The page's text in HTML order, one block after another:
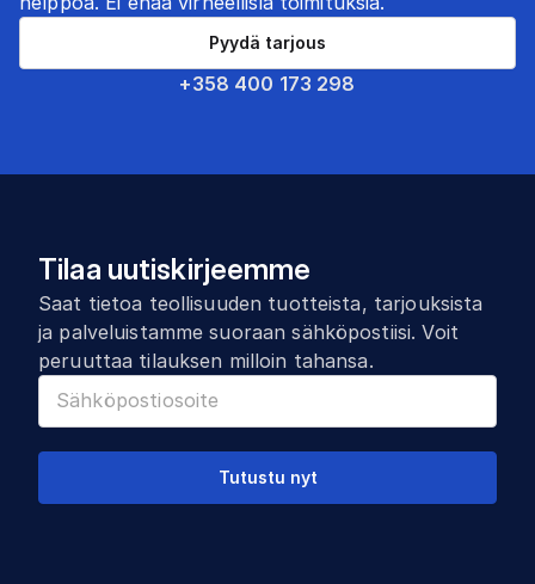
+358 400 173 298
Pyydä tarjous
Tilaa uutiskirjeemme
Saat tietoa teollisuuden tuotteista, tarjouksista
ja palveluistamme suoraan sähköpostiisi. Voit
peruuttaa tilauksen milloin tahansa.
Tutustu nyt